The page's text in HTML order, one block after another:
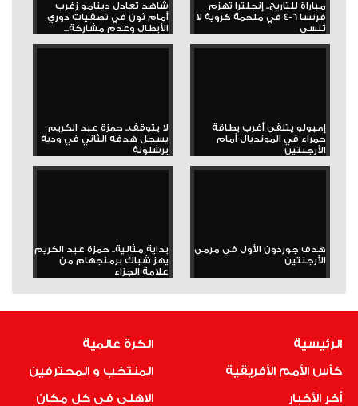
مباراة للتاريخ.. إنجلترا تهزم
فرنسا 6-4 في ملحمة كروية لا
تُنسى
شاهد تعادل دينامو زغرب
أمام ثون في تصفيات دوري
الأبطال وعدم مشاركة...
إمبولو يتلقى أغرب بطاقة
حمراء في المونديال أمام
الأرجنتين
لا يتوقف.. حمزة عبد الكريم
يسجل هدفه الثاني في ودية
برشلونة
هدف جوردون الأول في مرمى
الأرجنتين
بداية مثالية.. حمزة عبد الكريم
يهز شباك برمنجهام من
علامة الجزاء
الرئيسية
كأس الأمم الأفريقية
أخر الأخبار
الكرة عالمية
المنتخب و المحترفين
الاهلى فى كل مكان